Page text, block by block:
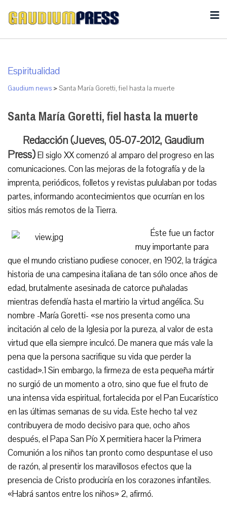
Espiritualidad
Gaudium news >Santa María Goretti, fiel hasta la muerte
Santa María Goretti, fiel hasta la muerte
Redacción (Jueves, 05-07-2012, Gaudium
Press)El siglo XX comenzó al amparo del progreso en las
comunicaciones. Con las mejoras de la fotografía y de la
imprenta, periódicos, folletos y revistas pululaban por todas
partes, informando acontecimientos que ocurrían en los
sitios más remotos de la Tierra.
Éste fue un factor
muy importante para
que el mundo cristiano pudiese conocer, en 1902, la trágica
historia de una campesina italiana de tan sólo once años de
edad, brutalmente asesinada de catorce puñaladas
mientras defendía hasta el martirio la virtud angélica. Su
nombre -María Goretti- «se nos presenta como una
incitación al celo de la Iglesia por la pureza, al valor de esta
virtud que ella siempre inculcó. De manera que más vale la
pena que la persona sacrifique su vida que perder la
castidad».1 Sin embargo, la firmeza de esta pequeña mártir
no surgió de un momento a otro, sino que fue el fruto de
una intensa vida espiritual, fortalecida por el Pan Eucarístico
en las últimas semanas de su vida. Este hecho tal vez
contribuyera de modo decisivo para que, ocho años
después, el Papa San Pío X permitiera hacer la Primera
Comunión a los niños tan pronto como despuntase el uso
de razón, al presentir los maravillosos efectos que la
presencia de Cristo produciría en los corazones infantiles.
«Habrá santos entre los niños» 2, afirmó.